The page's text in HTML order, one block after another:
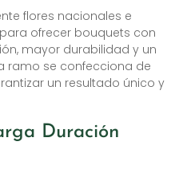
flores nacionales e
ofrecer bouquets con
mayor durabilidad y un
ramo se confecciona de
un resultado único y
Duración